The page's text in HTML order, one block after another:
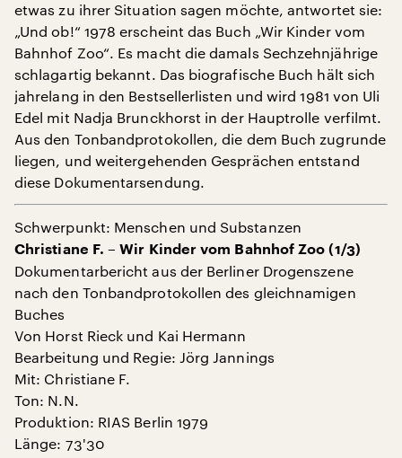
etwas zu ihrer Situation sagen möchte, antwortet sie:
„Und ob!“ 1978 erscheint das Buch „Wir Kinder vom
Bahnhof Zoo“. Es macht die damals Sechzehnjährige
schlagartig bekannt. Das biografische Buch hält sich
jahrelang in den Bestsellerlisten und wird 1981 von Uli
Edel mit Nadja Brunckhorst in der Hauptrolle verfilmt.
Aus den Tonbandprotokollen, die dem Buch zugrunde
liegen, und weitergehenden Gesprächen entstand
diese Dokumentarsendung.
Schwerpunkt: Menschen und Substanzen
Christiane F. – Wir Kinder vom Bahnhof Zoo (1/3)
Dokumentarbericht aus der Berliner Drogenszene
nach den Tonbandprotokollen des gleichnamigen
Buches
Von Horst Rieck und Kai Hermann
Bearbeitung und Regie: Jörg Jannings
Mit: Christiane F.
Ton: N.N.
Produktion: RIAS Berlin 1979
Länge: 73'30